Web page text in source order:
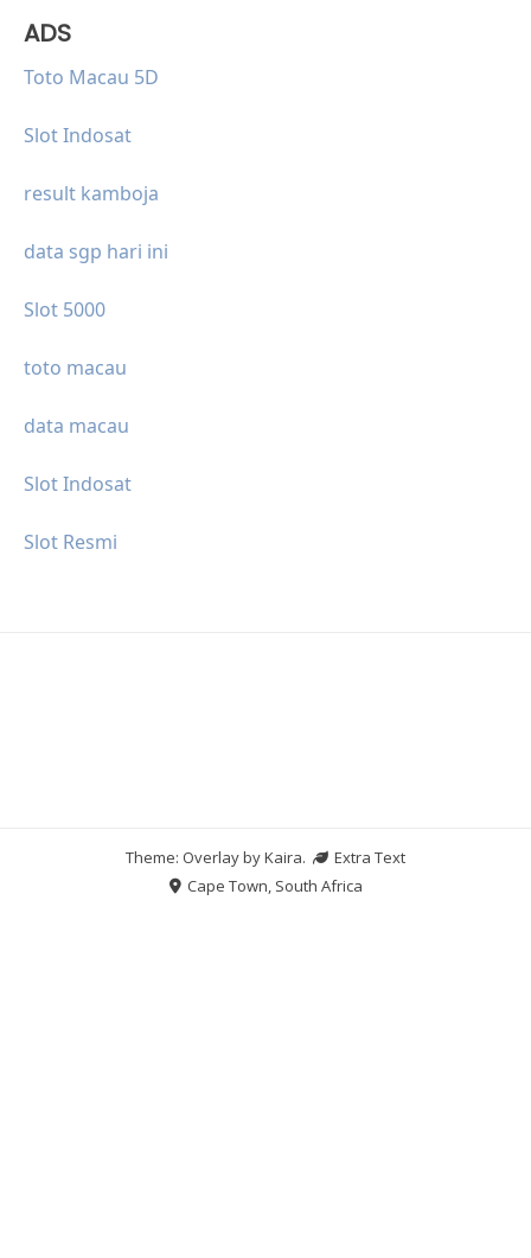
ADS
Toto Macau 5D
Slot Indosat
result kamboja
data sgp hari ini
Slot 5000
toto macau
data macau
Slot Indosat
Slot Resmi
Theme: Overlay byKaira.
Extra Text
Cape Town, South Africa